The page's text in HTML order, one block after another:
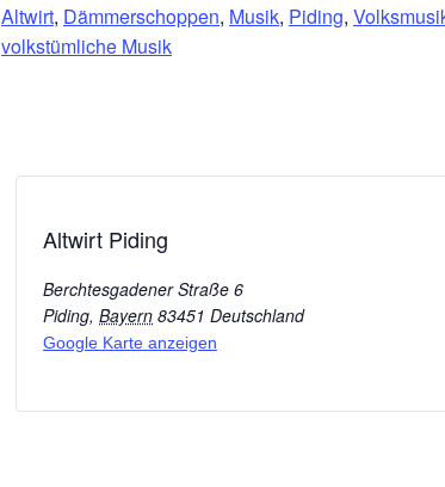
Altwirt, Dämmerschoppen, Musik, Piding,
volkstümliche Musik
Altwirt Piding
Berchtesgadener Straße 6
Piding, Bayern 83451 Deutschland
Google Karte anzeigen